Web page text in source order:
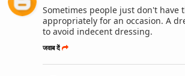
Sometimes people just don't have
appropriately for an occasion. A
to avoid indecent dressing.
जवाब दें